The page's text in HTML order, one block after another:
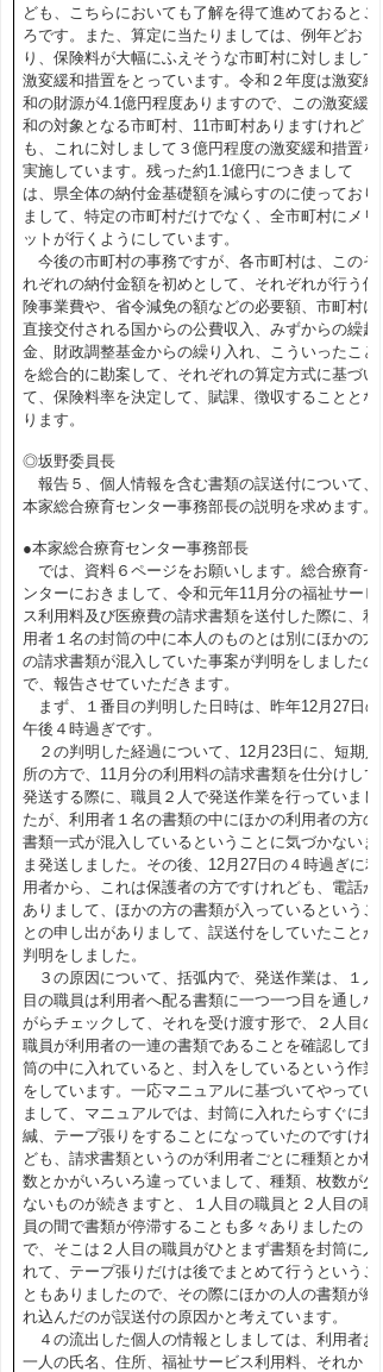
ども、こちらにおいても了解を得て進めておるとこ
ろです。また、算定に当たりましては、例年どお
り、保険料が大幅にふえそうな市町村に対しまして
激変緩和措置をとっています。令和２年度は激変緩
和の財源が4.1億円程度ありますので、この激変緩
和の対象となる市町村、11市町村ありますけれど
も、これに対しまして３億円程度の激変緩和措置を
実施しています。残った約1.1億円につきまして
は、県全体の納付金基礎額を減らすのに使っており
まして、特定の市町村だけでなく、全市町村にメリ
ットが行くようにしています。
今後の市町村の事務ですが、各市町村は、このそ
れぞれの納付金額を初めとして、それぞれが行う保
険事業費や、省令減免の額などの必要額、市町村に
直接交付される国からの公費収入、みずからの繰越
金、財政調整基金からの繰り入れ、こういったこと
を総合的に勘案して、それぞれの算定方式に基づい
て、保険料率を決定して、賦課、徴収することとな
ります。
◎坂野委員長
報告５、個人情報を含む書類の誤送付について、
本家総合療育センター事務部長の説明を求めます。
●本家総合療育センター事務部長
では、資料６ページをお願いします。総合療育セ
ンターにおきまして、令和元年11月分の福祉サービ
ス利用料及び医療費の請求書類を送付した際に、利
用者１名の封筒の中に本人のものとは別にほかの方
の請求書類が混入していた事案が判明をしましたの
で、報告させていただきます。
まず、１番目の判明した日時は、昨年12月27日の
午後４時過ぎです。
２の判明した経過について、12月23日に、短期入
所の方で、11月分の利用料の請求書類を仕分けして
発送する際に、職員２人で発送作業を行っていまし
たが、利用者１名の書類の中にほかの利用者の方の
書類一式が混入しているということに気づかないま
ま発送しました。その後、12月27日の４時過ぎに利
用者から、これは保護者の方ですけれども、電話が
ありまして、ほかの方の書類が入っているというこ
との申し出がありまして、誤送付をしていたことが
判明をしました。
３の原因について、括弧内で、発送作業は、１人
目の職員は利用者へ配る書類に一つ一つ目を通しな
がらチェックして、それを受け渡す形で、２人目の
職員が利用者の一連の書類であることを確認して封
筒の中に入れていると、封入をしているという作業
をしています。一応マニュアルに基づいてやってい
まして、マニュアルでは、封筒に入れたらすぐに封
緘、テープ張りをすることになっていたのですけれ
ども、請求書類というのが利用者ごとに種類とか枚
数とかがいろいろ違っていまして、種類、枚数が少
ないものが続きますと、１人目の職員と２人目の職
員の間で書類が停滞することも多々ありましたの
で、そこは２人目の職員がひとまず書類を封筒に入
れて、テープ張りだけは後でまとめて行うというこ
ともありましたので、その際にほかの人の書類が紛
れ込んだのが誤送付の原因かと考えています。
４の流出した個人の情報としましては、利用者お
一人の氏名、住所、福祉サービス利用料、それか